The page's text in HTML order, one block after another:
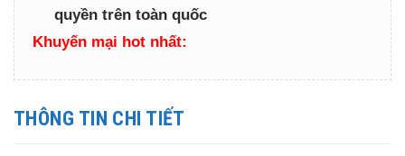
quyền trên toàn quốc
Khuyến mại hot nhất:
THÔNG TIN CHI TIẾT